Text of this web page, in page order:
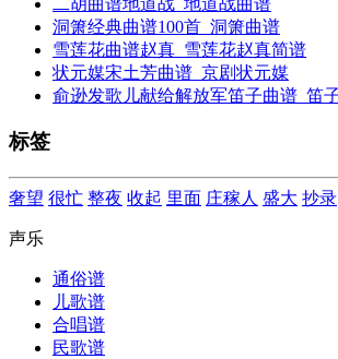
洞箫经典曲谱100首_洞箫曲谱
雪莲花曲谱赵真_雪莲花赵真简谱
状元媒宋土芳曲谱_京剧状元媒
俞逊发歌儿献给解放军笛子曲谱_笛
标签
奢望 很忙 整夜 收起 里面 庄稼人 盛大 抄录
声乐
通俗谱
儿歌谱
合唱谱
民歌谱